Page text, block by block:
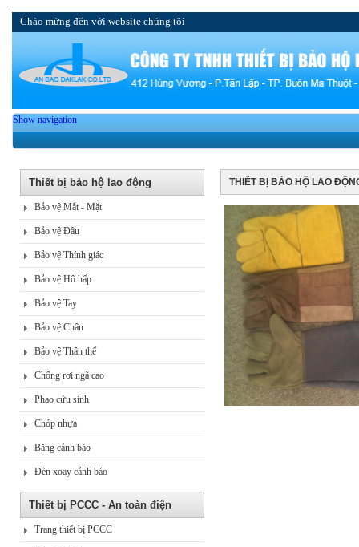
Chào mừng đến với website chúng tôi
Show navigation
Thiết bị bảo hộ lao động
Bảo vệ Mắt - Mặt
Bảo vệ Đầu
Bảo vệ Thính giác
Bảo vệ Hô hấp
Bảo vệ Tay
Bảo vệ Chân
Bảo vệ Thân thể
Chống rơi ngã cao
Phao cứu sinh
Chóp nhựa
Băng cảnh báo
Đèn xoay cảnh báo
Thiết bị PCCC - An toàn điện
Trang thiết bị PCCC
THIẾT BỊ BẢO HỘ LAO